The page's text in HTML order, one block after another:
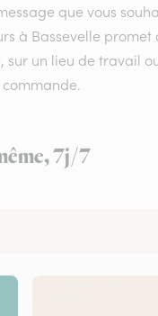
que vous
à Bassevelle promet
sur un lieu de travail
commande.
7j/7